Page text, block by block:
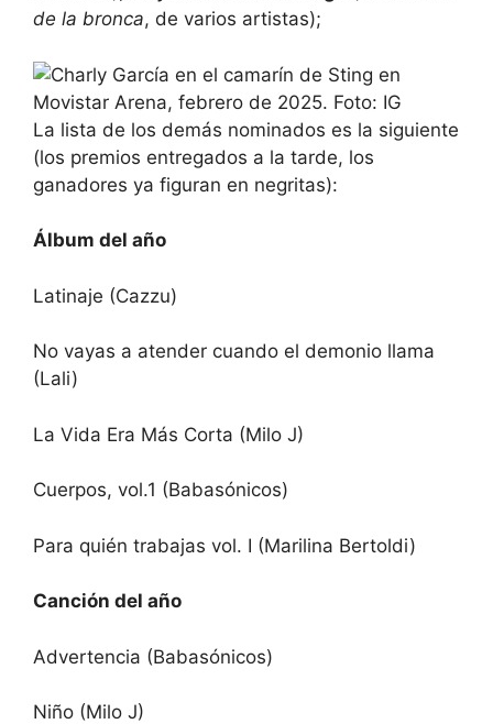
de la bronca, de varios artistas);
La lista de los demás nominados es la siguiente
(los premios entregados a la tarde, los
ganadores ya figuran en negritas):
Álbum del año
Latinaje (Cazzu)
No vayas a atender cuando el demonio llama
(Lali)
La Vida Era Más Corta (Milo J)
Cuerpos, vol.1 (Babasónicos)
Para quién trabajas vol. I (Marilina Bertoldi)
Canción del año
Advertencia (Babasónicos)
Niño (Milo J)